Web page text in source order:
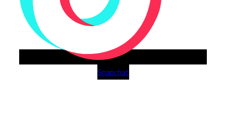
Snapchat